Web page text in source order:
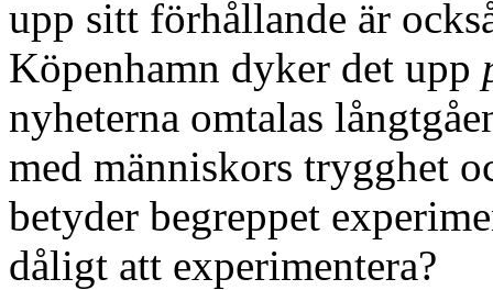
upp sitt förhållande är
Köpenhamn dyker det upp
nyheterna omtalas
med människors trygghet
betyder begreppet
dåligt att experimentera?